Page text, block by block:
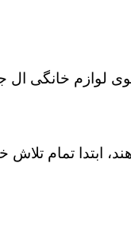
لوازم خانگی
ابتدا تمام تلاش